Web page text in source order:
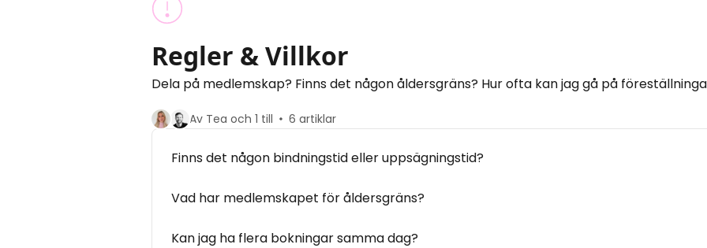
Regler & Villkor
Dela på medlemskap? Finns det någon åldersgräns? Hur ofta kan jag gå på
Av Tea och 1 till 6 artiklar
Finns det någon bindningstid eller uppsägningstid?
Vad har medlemskapet för åldersgräns?
Kan jag ha flera bokningar samma dag?